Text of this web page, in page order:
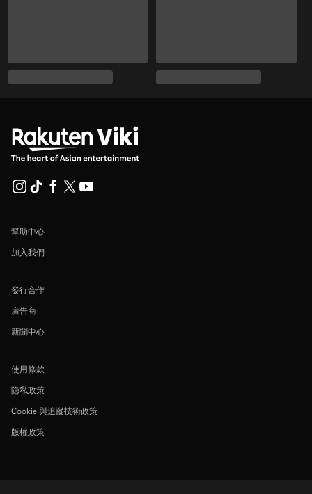
幫助中心
加入我們
發行合作
廣告商
新聞中心
使用條款
隐私政策
Cookie 與追蹤技術政策
版權政策